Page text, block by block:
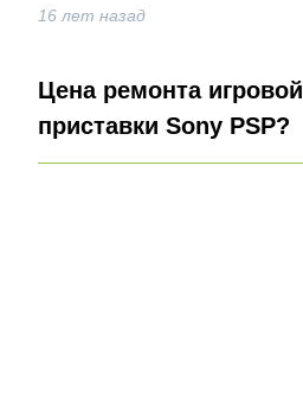
16 лет назад
Цена ремонта игровой
приставки Sony PSP?